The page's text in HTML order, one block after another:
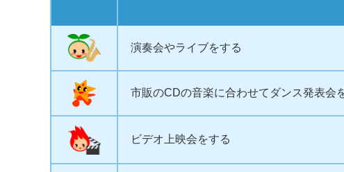
演奏会やライブをする
市販のCDの音楽に合わせてダンス発表会
ビデオ上映会をする